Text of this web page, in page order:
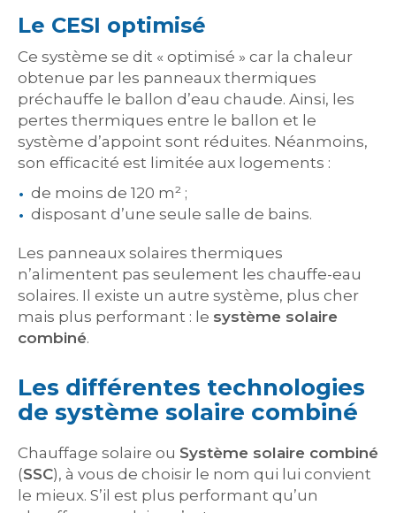
Le CESI optimisé
Ce système se dit « optimisé » car la chaleur
obtenue par les panneaux thermiques
préchauffe le ballon d’eau chaude. Ainsi, les
pertes thermiques entre le ballon et le
système d’appoint sont réduites. Néanmoins,
son efficacité est limitée aux logements :
de moins de 120 m² ;
disposant d’une seule salle de bains.
Les panneaux solaires thermiques
n’alimentent pas seulement les chauffe-eau
solaires. Il existe un autre système, plus cher
mais plus performant : le système solaire
combiné.
Les différentes technologies
de système solaire combiné
Chauffage solaire ou Système solaire combiné
(SSC), à vous de choisir le nom qui lui convient
le mieux. S’il est plus performant qu’un